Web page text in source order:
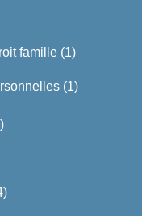
famille (1)
(1)